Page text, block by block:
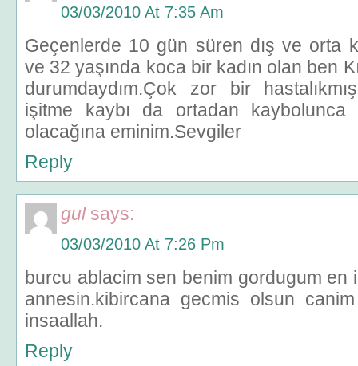
03/03/2010 At 7:35 Am
Geçenlerde 10 gün süren dış ve orta
ve 32 yaşında koca bir kadın olan ben
durumdaydım.Çok zor bir
işitme kaybı da ortadan
olacağına eminim.Sevgiler
Reply
gul says:
03/03/2010 At 7:26 Pm
burcu ablacim sen benim gordugum en
annesin.kibircana gecmis olsun
insaallah.
Reply